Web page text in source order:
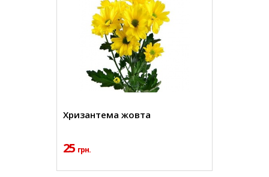
Хризантема жовта
25 грн.